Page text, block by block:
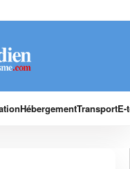
HébergementTransport